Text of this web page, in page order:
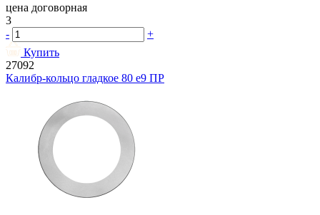
цена договорная
3
-
+
Купить
27092
Калибр-кольцо гладкое 80 e9 ПР